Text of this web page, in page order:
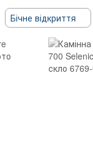
Бічне відкриття